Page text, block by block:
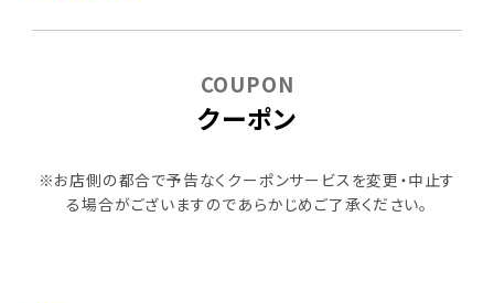
クーポン
COUPON
※お店側の都合で予告なくクーポンサービスを変更・中止す
る場合がございますのであらかじめご了承ください。